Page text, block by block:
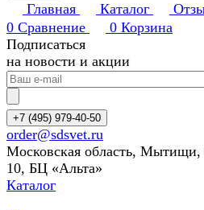
Главная Каталог
0 Сравнение 0 Корзина
Подписаться
на новости и акции
+7 (495) 979-40-50
order@sdsvet.ru
Московская область,
10, БЦ «Альта»
Каталог